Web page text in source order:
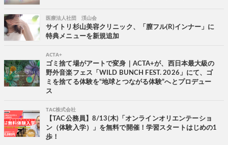
医療法人社団 渓山会
サイトリ杉山美容クリニック、「膣フル(R)インナー」に
特典メニューを新規追加
ACTA+
ゴミ捨て場がアートで変身｜ACTA+が、西日本最大級の
野外音楽フェス「WILD BUNCH FEST. 2026」にて、ゴ
ミを捨てる体験を“地球とつながる体験”へとプロデュー
ス
TAC株式会社
【TAC公務員】8/13(木)「オンラインオリエンテーショ
ン（体験入学）」を無料で開催！学習スタートはじめの1
歩！